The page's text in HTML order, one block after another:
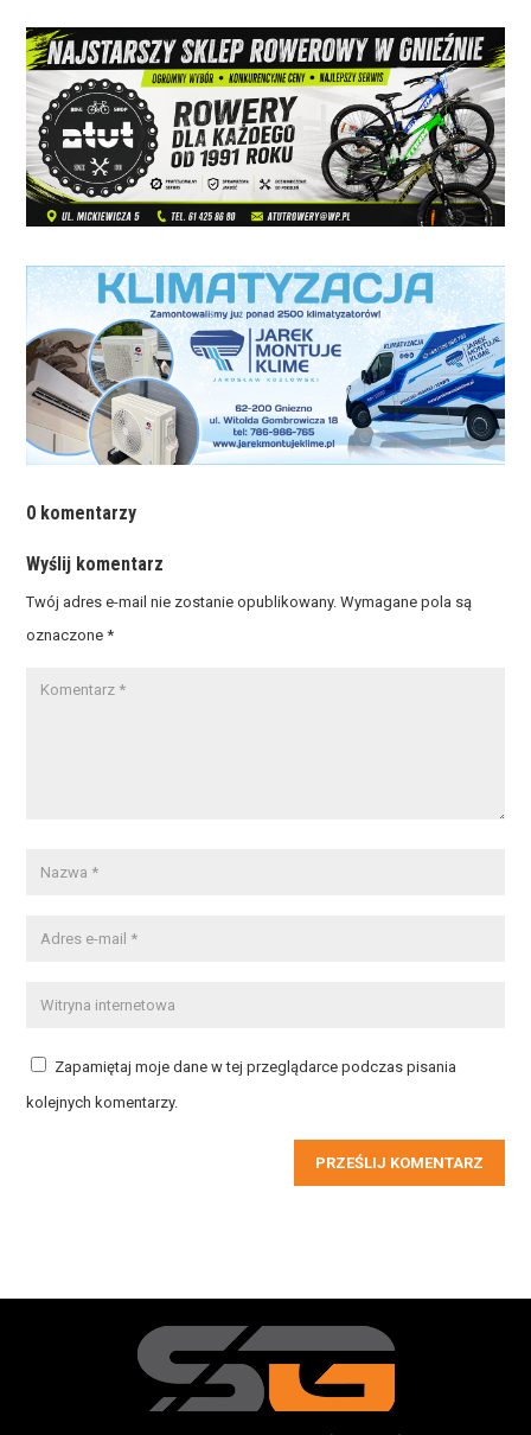
0 komentarzy
Wyślij komentarz
Twój adres e-mail nie zostanie opublikowany. Wymagane pola są
oznaczone*
Zapamiętaj moje dane w tej przeglądarce podczas pisania
kolejnych komentarzy.
PRZEŚLIJ KOMENTARZ